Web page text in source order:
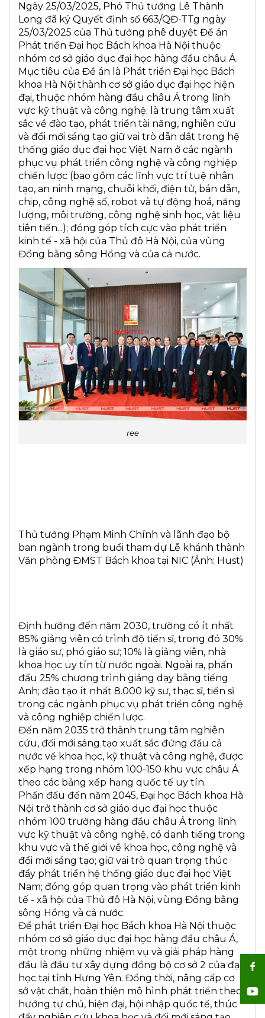
Ngày 25/03/2025, Phó Thủ tướng Lê Thành
Long đã ký Quyết định số 663/QĐ-TTg ngày
25/03/2025 của Thủ tướng phê duyệt Đề án
Phát triển Đại học Bách khoa Hà Nội thuộc
nhóm cơ sở giáo dục đại học hàng đầu châu Á.
Mục tiêu của Đề án là Phát triển Đại học Bách
khoa Hà Nội thành cơ sở giáo dục đại học hiện
đại, thuộc nhóm hàng đầu châu Á trong lĩnh
vực kỹ thuật và công nghệ; là trung tâm xuất
sắc về đào tạo, phát triển tài năng, nghiên cứu
và đổi mới sáng tạo giữ vai trò dẫn dắt trong hệ
thống giáo dục đại học Việt Nam ở các ngành
phục vụ phát triển công nghệ và công nghiệp
chiến lược (bao gồm các lĩnh vực trí tuệ nhân
tạo, an ninh mạng, chuỗi khối, điện tử, bán dẫn,
chip, công nghệ số, robot và tự động hoá, năng
lượng, môi trường, công nghệ sinh học, vật liệu
tiên tiến...); đóng góp tích cực vào phát triển
kinh tế - xã hội của Thủ đô Hà Nội, của vùng
Đồng bằng sông Hồng và của cả nước.
ree
Thủ tướng Phạm Minh Chính và lãnh đạo bộ
ban ngành trong buổi tham dự Lễ khánh thành
Văn phòng ĐMST Bách khoa tại NIC (Ảnh: Hust)
Định hướng đến năm 2030, trường có ít nhất
85% giảng viên có trình độ tiến sĩ, trong đó 30%
là giáo sư, phó giáo sư; 10% là giảng viên, nhà
khoa học uy tín từ nước ngoài. Ngoài ra, phấn
đấu 25% chương trình giảng dạy bằng tiếng
Anh; đào tạo ít nhất 8.000 kỹ sư, thạc sĩ, tiến sĩ
trong các ngành phục vụ phát triển công nghệ
và công nghiệp chiến lược.
Đến năm 2035 trở thành trung tâm nghiên
cứu, đổi mới sáng tạo xuất sắc đứng đầu cả
nước về khoa học, kỹ thuật và công nghệ, được
xếp hạng trong nhóm 100-150 khu vực châu Á
theo các bảng xếp hạng quốc tế uy tín.
Phấn đấu đến năm 2045, Đại học Bách khoa Hà
Nội trở thành cơ sở giáo dục đại học thuộc
nhóm 100 trường hàng đầu châu Á trong lĩnh
vực kỹ thuật và công nghệ, có danh tiếng trong
khu vực và thế giới về khoa học, công nghệ và
đổi mới sáng tạo; giữ vai trò quan trọng thúc
đẩy phát triển hệ thống giáo dục đại học Việt
Nam; đóng góp quan trọng vào phát triển kinh
tế - xã hội của Thủ đô Hà Nội, vùng Đồng bằng
sông Hồng và cả nước.
Để phát triển Đại học Bách khoa Hà Nội thuộc
nhóm cơ sở giáo dục đại học hàng đầu châu Á,
một trong những nhiệm vụ và giải pháp hàng
đầu là đầu tư xây dựng đồng bộ cơ sở 2 của đại
học tại tỉnh Hưng Yên. Đồng thời, nâng cấp cơ
sở vật chất, hoàn thiện mô hình phát triển theo
hướng tự chủ, hiện đại, hội nhập quốc tế, thúc